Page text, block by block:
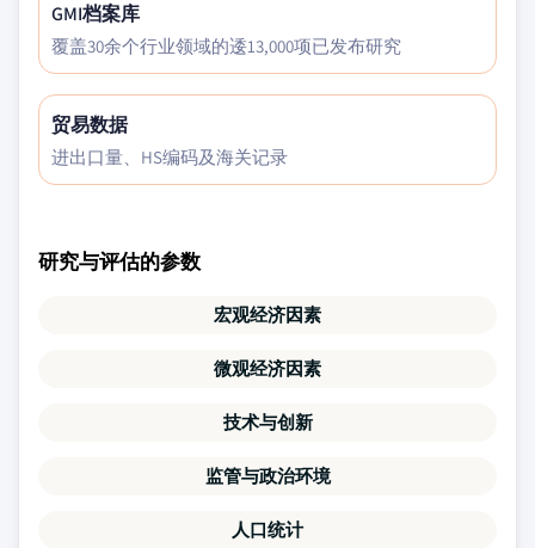
GMI档案库
覆盖30余个行业领域的逶13,000项已发布研究
贸易数据
进出口量、HS编码及海关记录
研究与评估的参数
宏观经济因素
微观经济因素
技术与创新
监管与政治环境
人口统计